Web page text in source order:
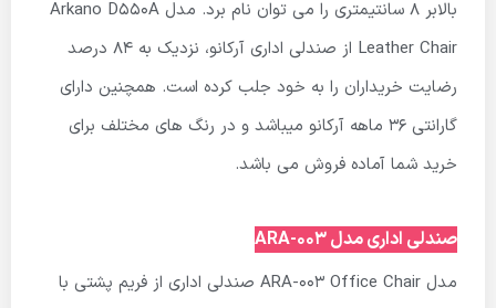
بالابر ۸ سانتیمتری را می توان نام برد. مدل Arkano D550A
Leather Chair از صندلی اداری آرکانو، نزدیک به ۸۴ درصد
رضایت خریداران را به خود جلب کرده است. همچنین دارای
گارانتی ۳۶ ماهه آرکانو میباشد و در رنگ های مختلف برای
خرید شما آماده فروش می باشد.
صندلی اداری مدل ARA-003
مدل ARA-003 Office Chair صندلی اداری از فریم پشتی با